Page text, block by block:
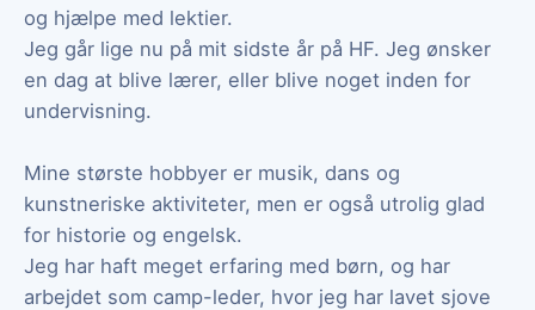
og hjælpe med lektier.
Jeg går lige nu på mit sidste år på HF. Jeg ønsker
en dag at blive lærer, eller blive noget inden for
undervisning.
Mine største hobbyer er musik, dans og
kunstneriske aktiviteter, men er også utrolig glad
for historie og engelsk.
Jeg har haft meget erfaring med børn, og har
arbejdet som camp-leder, hvor jeg har lavet sjove